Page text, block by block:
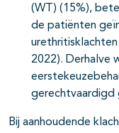
(WT) (15%),
de patiënten
2022). Derhalve
gerechtvaardigd
Bij aanhoudende